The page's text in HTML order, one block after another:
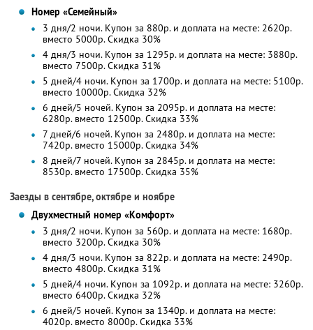
Номер «Семейный»
3 дня/2 ночи. Купон за 880р. и доплата на месте: 2620р.
вместо 5000р.Скидка 30%
4 дня/3 ночи. Купон за 1295р. и доплата на месте: 3880р.
вместо 7500р.Скидка 31%
5 дней/4 ночи. Купон за 1700р. и доплата на месте: 5100р.
вместо 10000р. Скидка 32%
6 дней/5 ночей. Купон за 2095р. и доплата на месте:
6280р. вместо 12500р. Скидка 33%
7 дней/6 ночей. Купон за 2480р. и доплата на месте:
7420р. вместо 15000р. Скидка 34%
8 дней/7 ночей. Купон за 2845р. и доплата на месте:
8530р. вместо 17500р. Скидка 35%
Заезды в сентябре, октябре и ноябре
Двухместный номер «Комфорт»
3 дня/2 ночи. Купон за 560р. и доплата на месте: 1680р.
вместо 3200р.Скидка 30%
4 дня/3 ночи. Купон за 822р. и доплата на месте: 2490р.
вместо 4800р.Скидка 31%
5 дней/4 ночи. Купон за 1092р. и доплата на месте: 3260р.
вместо 6400р. Скидка 32%
6 дней/5 ночей. Купон за 1340р. и доплата на месте:
4020р. вместо 8000р. Скидка 33%